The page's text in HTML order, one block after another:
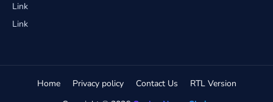
Link
Link
Home Privacy policy Contact Us RTL Version